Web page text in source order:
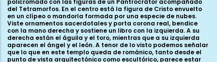
policromado con las figuras de un Pantrocrátor acompañado
del Tetramorfos. En el centro está la figura de Cristo envuelto
en un clípeo o mandorla formada por una especie de nubes.
Viste ornamentos sacerdotales y porta corona real, bendice
con la mano derecha y sostiene un libro con la izquierda. A su
derecha están el águila y el toro, mientras que a su izquierda
aparecen el ángel y el león. A tenor de lo visto podemos señalar
que lo que en este templo queda de románico, tanto desde el
punto de vista arquitectónico como escultórico, parece estar